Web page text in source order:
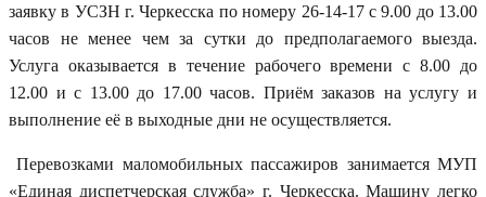
заявку в УСЗН г. Черкесска по номеру 26-14-17 с 9.00 до 13.00
часов не менее чем за сутки до предполагаемого выезда.
Услуга оказывается в течение рабочего времени с 8.00 до
12.00 и с 13.00 до 17.00 часов. Приём заказов на услугу и
выполнение её в выходные дни не осуществляется.
Перевозками маломобильных пассажиров занимается МУП
«Единая диспетчерская служба» г. Черкесска. Машину легко